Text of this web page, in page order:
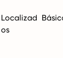
Localizad
os